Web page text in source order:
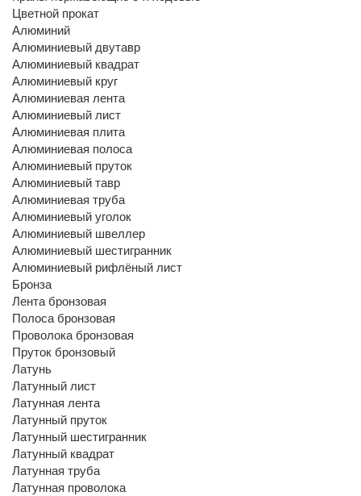
Цветной прокат
Алюминий
Алюминиевый двутавр
Алюминиевый квадрат
Алюминиевый круг
Алюминиевая лента
Алюминиевый лист
Алюминиевая плита
Алюминиевая полоса
Алюминиевый пруток
Алюминиевый тавр
Алюминиевая труба
Алюминиевый уголок
Алюминиевый швеллер
Алюминиевый шестигранник
Алюминиевый рифлёный лист
Бронза
Лента бронзовая
Полоса бронзовая
Проволока бронзовая
Пруток бронзовый
Латунь
Латунный лист
Латунная лента
Латунный пруток
Латунный шестигранник
Латунный квадрат
Латунная труба
Латунная проволока